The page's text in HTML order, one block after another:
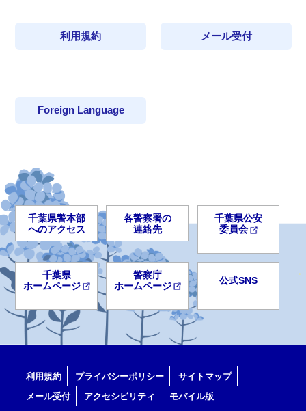
利用規約 メール受付
Foreign Language
千葉県警本部
へのアクセス
各警察署の
連絡先
千葉県公安
委員会
千葉県
ホームページ
警察庁
ホームページ
公式SNS
利用規約 プライバシーポリシー
サイトマップ
メール受付
アクセシビリティ モバイル版